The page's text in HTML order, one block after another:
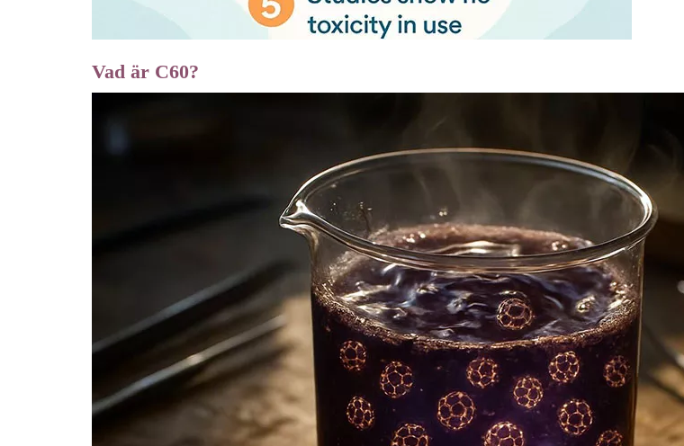
Vad är C60?